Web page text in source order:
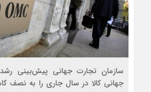
سازمان تجارت جهانی پیش‌بینی
جهانی کالا در سال جاری را به نصف